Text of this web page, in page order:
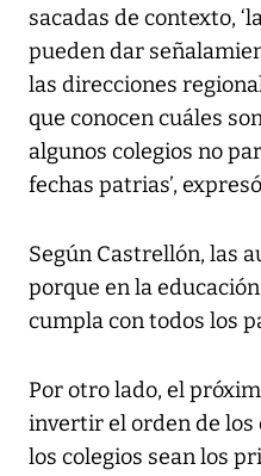
sacadas de contexto,
pueden dar
las direcciones
que conocen cuáles
algunos colegios no
fechas patrias’,
Según Castrellón, las
porque en la
cumpla con todos los
Por otro lado, el
invertir el orden de los
los colegios sean los